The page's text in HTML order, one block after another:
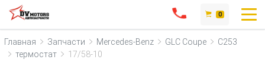
0
Главная Запчасти Mercedes-Benz GLC Coupe
C253
термостат
17/58-10